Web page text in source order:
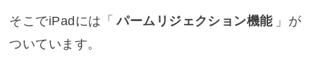
そこでiPadには「 パームリジェクション機能 」が
ついています。